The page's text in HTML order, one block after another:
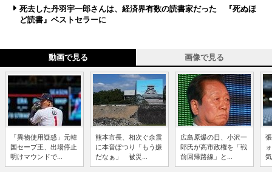
死去した丹羽宇一郎さんは、経済界有数の読書家だった 『死ぬほ
ど読書』ベストセラーに
動画で見る 画像で見る
「異物使用疑惑」元韓
国セーブ王、出場停止
明けマウンドで...
熊本市長、相次ぐ余震
に本音ぽつり「もう嫌
だなぁ」 被災...
広島原爆の日、小沢一
郎氏が高市政権を「戦
前回帰路線」と...